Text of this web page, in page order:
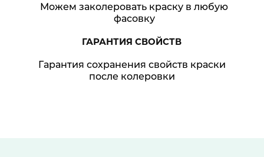
Можем заколеровать краску в любую
фасовку
ГАРАНТИЯ СВОЙСТВ
Гарантия сохранения свойств краски
после колеровки